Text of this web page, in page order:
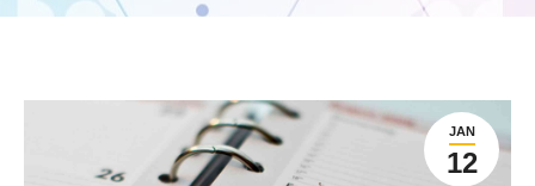
JAN
12